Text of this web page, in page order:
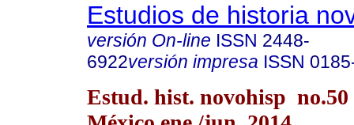
Estudios de historia
versión On-line ISSN 2448-
6922versión impresa ISSN
Estud. hist. novohisp